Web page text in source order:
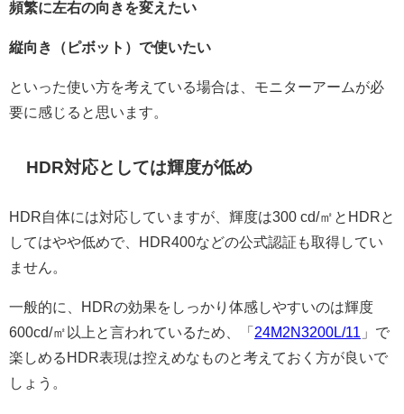
頻繁に左右の向きを変えたい
縦向き（ピボット）で使いたい
といった使い方を考えている場合は、モニターアームが必
要に感じると思います。
HDR対応としては輝度が低め
HDR自体には対応していますが、輝度は300 cd/㎡とHDRと
してはやや低めで、HDR400などの公式認証も取得してい
ません。
一般的に、HDRの効果をしっかり体感しやすいのは輝度
600cd/㎡以上と言われているため、「 24M2N3200L/11 」で
楽しめるHDR表現は控えめなものと考えておく方が良いで
しょう。